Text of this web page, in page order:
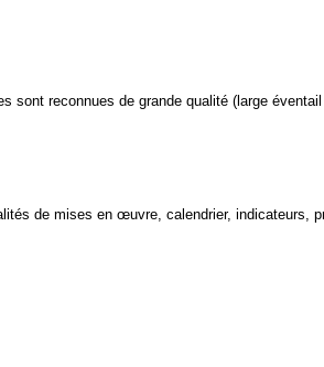
reconnues de grande qualité (large
de mises en œuvre, calendrier, indicateurs,